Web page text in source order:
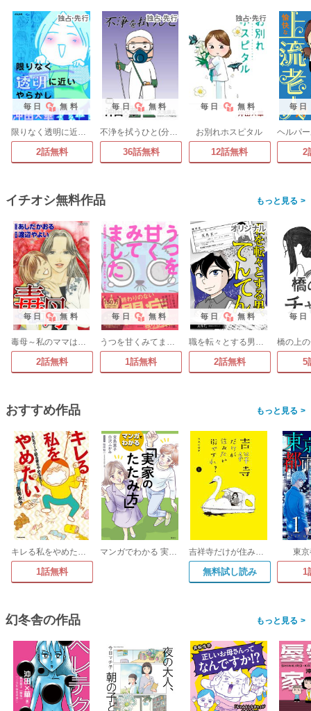
毎日 無料
限りなく透明に近いやらかし
2話無料
毎日 無料
不浄を拭うひと(分冊版)
36話無料
毎日 無料
お別れホスピタル
12話無料
毎日
2
イチオシ無料作品 >
毎日 無料
毒母～私のママは世界一～
2話無料
毎日 無料
うつを甘くみてました #拡散希望#双極性障害#受け入れる#人生
1話無料
毎日 無料
職を転々とする男、てんてん。
2話無料
毎日
5
おすすめ作品 >
キレる私をやめたい ～夫をグーで殴る妻をやめるまで～
1話無料
マンガでわかる 実家のたたみ方 吉祥寺だけが住みたい街ですか?
無料試し読み
東
1
幻冬舎の作品 >